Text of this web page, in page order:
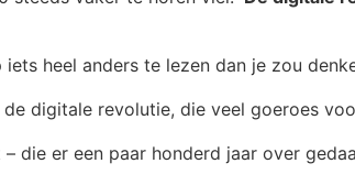
heel anders te lezen dan je zou
digitale revolutie, die veel goeroes
er een paar honderd jaar over